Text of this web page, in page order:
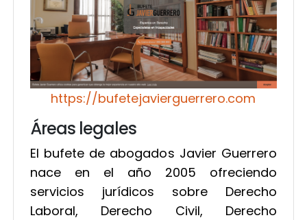
https://bufetejavierguerrero.com
Áreas legales
El bufete de abogados Javier Guerrero
nace en el año 2005 ofreciendo
servicios jurídicos sobre Derecho
Laboral, Derecho Civil, Derecho